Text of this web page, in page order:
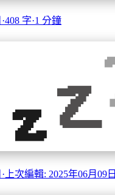
·408 字·1 分鐘
· 上次編輯: 2025年06月09日